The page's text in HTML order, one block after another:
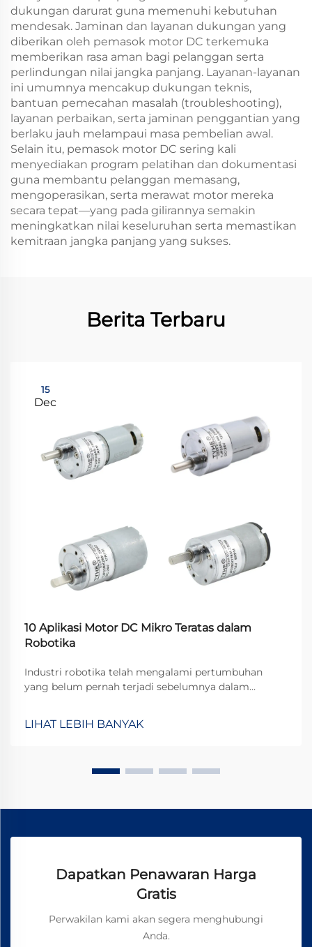
dukungan darurat guna memenuhi kebutuhan
mendesak. Jaminan dan layanan dukungan yang
diberikan oleh pemasok motor DC terkemuka
memberikan rasa aman bagi pelanggan serta
perlindungan nilai jangka panjang. Layanan-layanan
ini umumnya mencakup dukungan teknis,
bantuan pemecahan masalah (troubleshooting),
layanan perbaikan, serta jaminan penggantian yang
berlaku jauh melampaui masa pembelian awal.
Selain itu, pemasok motor DC sering kali
menyediakan program pelatihan dan dokumentasi
guna membantu pelanggan memasang,
mengoperasikan, serta merawat motor mereka
secara tepat—yang pada gilirannya semakin
meningkatkan nilai keseluruhan serta memastikan
kemitraan jangka panjang yang sukses.
Berita Terbaru
15
Dec
10 Aplikasi Motor DC Mikro Teratas dalam
Robotika
Industri robotika telah mengalami pertumbuhan
yang belum pernah terjadi sebelumnya dalam
banyak sistem robotik terdapat komponen penting
LIHAT LEBIH BANYAK
Dapatkan Penawaran Harga
Gratis
Perwakilan kami akan segera menghubungi
Anda.